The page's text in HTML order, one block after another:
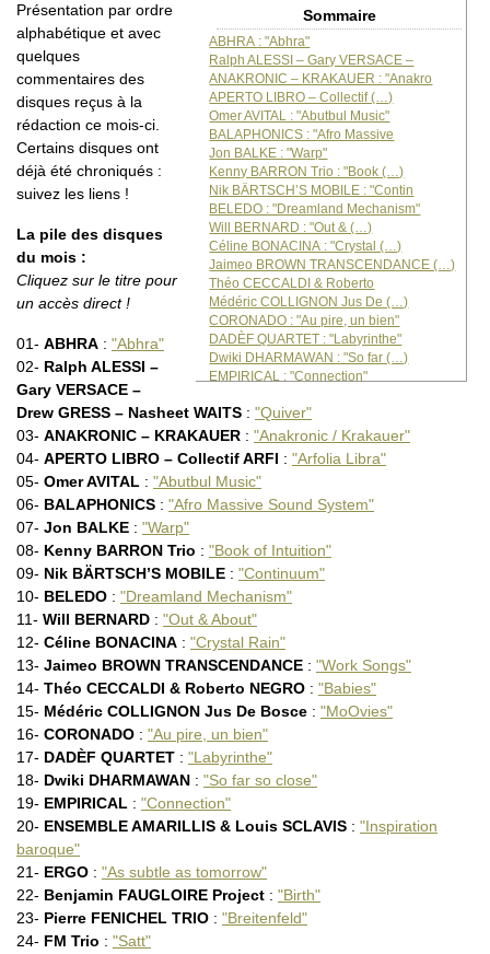
Sommaire
ABHRA : "Abhra"
Ralph ALESSI – Gary VERSACE –
ANAKRONIC – KRAKAUER : "Anakro
APERTO LIBRO – Collectif (…)
Omer AVITAL : "Abutbul Music"
BALAPHONICS : "Afro Massive
Jon BALKE : "Warp"
Kenny BARRON Trio : "Book (…)
Nik BÄRTSCH’S MOBILE : "Contin
BELEDO : "Dreamland Mechanism"
Will BERNARD : "Out & (…)
Céline BONACINA : "Crystal (…)
Jaimeo BROWN TRANSCENDANCE (…)
Théo CECCALDI & Roberto
Médéric COLLIGNON Jus De (…)
CORONADO : "Au pire, un bien"
DADÈF QUARTET : "Labyrinthe"
Dwiki DHARMAWAN : "So far (…)
EMPIRICAL : "Connection"
ERGO : "As subtle as tomorrow"
Benjamin FAUGLOIRE Project (…)
Pierre FENICHEL TRIO : "Breite
FM Trio : "Satt"
Michael FORMANEK – ENSEMBLE
Anat FORT – Gianluigi TROVESI
Paolo FRESU – Richard GALLIANO
INGMAR : "Ingmar"
Konstantin IONENKO Quartet (…)
Vijay IYER – Wadada Leo (…)
Ryan KEBERLE CATHARSIS : (…)
Joachim KÜHN NEW TRIO : (…)
Christophe LABORDE Quartet (…)
Bill LAURANCE : "Aftersun"
Joëlle LÉANDRE : "No Comment"
Gary LUCAS’ FLEISCHEREI (…)
Tamara LUKASHEVA : "Patchwork
Julien MARGA Quartet : "Rain
Alain MARKUSFELD : "Le Cri (…)
Robin MCKELLE : "The Looking
Tobias MEIER : "Interesting"
MONNIOT – CHEVILLON – VAILLANT
Lorenzo NACCARATO Trio : (…)
NAIMA : "Bye"
OZONE ACOUSTYLE QUARTET : (…)
Présentation par ordre
alphabétique et avec
quelques
commentaires des
disques reçus à la
rédaction ce mois-ci.
Certains disques ont
déjà été chroniqués :
suivez les liens !
La pile des disques
du mois :
Cliquez sur le titre pour
un accès direct !
01- ABHRA : "Abhra"
02- Ralph ALESSI –
Gary VERSACE –
Drew GRESS – Nasheet WAITS : "Quiver"
03- ANAKRONIC – KRAKAUER : "Anakronic / Krakauer"
04- APERTO LIBRO – Collectif ARFI : "Arfolia Libra"
05- Omer AVITAL : "Abutbul Music"
06- BALAPHONICS : "Afro Massive Sound System"
07- Jon BALKE : "Warp"
08- Kenny BARRON Trio : "Book of Intuition"
09- Nik BÄRTSCH’S MOBILE : "Continuum"
10- BELEDO : "Dreamland Mechanism"
11- Will BERNARD : "Out & About"
12- Céline BONACINA : "Crystal Rain"
13- Jaimeo BROWN TRANSCENDANCE : "Work Songs"
14- Théo CECCALDI & Roberto NEGRO : "Babies"
15- Médéric COLLIGNON Jus De Bosce : "MoOvies"
16- CORONADO : "Au pire, un bien"
17- DADÈF QUARTET : "Labyrinthe"
18- Dwiki DHARMAWAN : "So far so close"
19- EMPIRICAL : "Connection"
20- ENSEMBLE AMARILLIS & Louis SCLAVIS : "Inspiration
baroque"
21- ERGO : "As subtle as tomorrow"
22- Benjamin FAUGLOIRE Project : "Birth"
23- Pierre FENICHEL TRIO : "Breitenfeld"
24- FM Trio : "Satt"